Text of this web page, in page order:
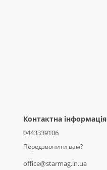
Контактна інформація
0443339106
Передзвонити вам?
office@starmag.in.ua